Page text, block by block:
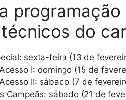
do
sexta-feira (13 de
I: domingo (15 de
II: sábado (7 de
Campeãs: sábado (21 de